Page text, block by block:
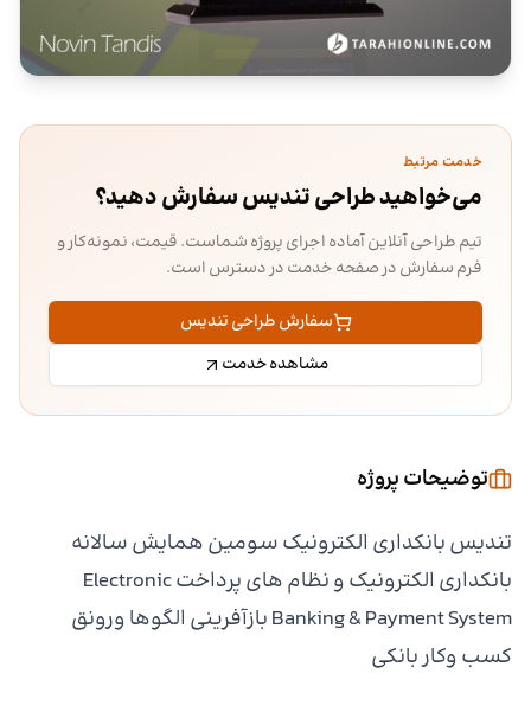
خدمت مرتبط
می‌خواهید طراحی تندیس سفارش دهید؟
تیم طراحی آنلاین آماده اجرای پروژه شماست. قیمت، نمونه‌کار و
فرم سفارش در صفحه خدمت در دسترس است.
سفارش طراحی تندیس
مشاهده خدمت
توضیحات پروژه
تندیس بانکداری الکترونیک سومین همایش سالانه
بانکداری الکترونیک و نظام های پرداخت Electronic
Banking & Payment System بازآفرینی الگوها ورونق
کسب وکار بانکی